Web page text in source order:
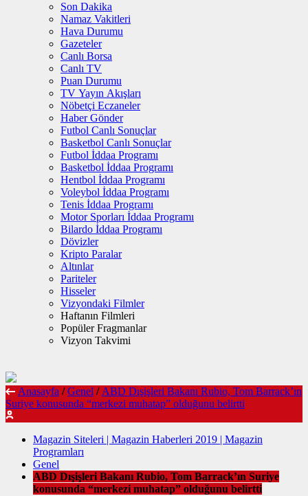
Son Dakika
Namaz Vakitleri
Hava Durumu
Gazeteler
Canlı Borsa
Canlı TV
Puan Durumu
TV Yayın Akışları
Nöbetçi Eczaneler
Haber Gönder
Futbol Canlı Sonuçlar
Basketbol Canlı Sonuçlar
Futbol İddaa Programı
Basketbol İddaa Programı
Hentbol İddaa Programı
Voleybol İddaa Programı
Tenis İddaa Programı
Motor Sporları İddaa Programı
Bilardo İddaa Programı
Dövizler
Kripto Paralar
Altınlar
Pariteler
Hisseler
Vizyondaki Filmler
Haftanın Filmleri
Popüler Fragmanlar
Vizyon Takvimi
Anasayfa / Genel / ABD Dışişleri Bakanı Rubio, Tom Barrack’ın
Suriye konusunda “merkezi muhatap” olduğunu belirtti
Magazin Siteleri | Magazin Haberleri 2019 | Magazin
Programları
Genel
ABD Dışişleri Bakanı Rubio, Tom Barrack’ın Suriye
konusunda “merkezi muhatap” olduğunu belirtti